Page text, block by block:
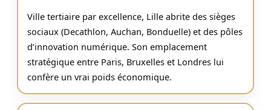
Ville tertiaire par excellence, Lille abrite des sièges
sociaux (Decathlon, Auchan, Bonduelle) et des pôles
d’innovation numérique. Son emplacement
stratégique entre Paris, Bruxelles et Londres lui
confère un vrai poids économique.